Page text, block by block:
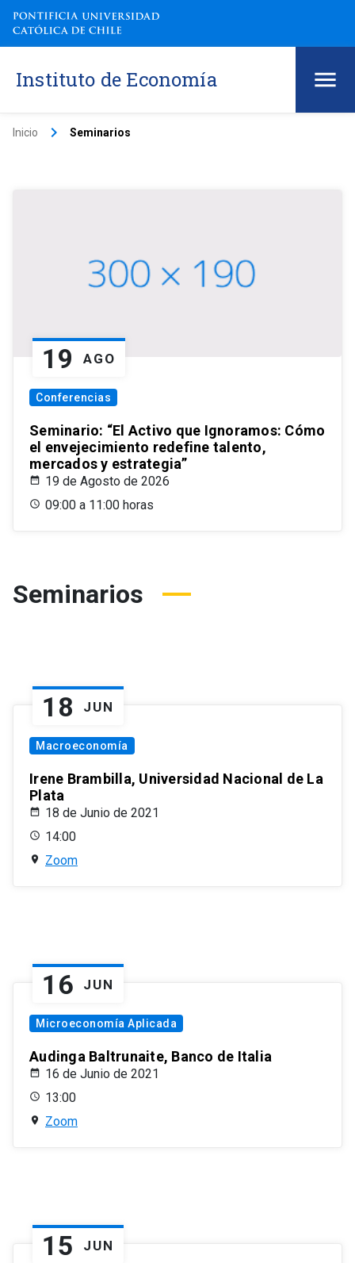
Instituto de Economía
Inicio keyboard_arrow_right Seminarios
19 AGO
Conferencias
Seminario: “El Activo que Ignoramos: Cómo
el envejecimiento redefine talento,
mercados y estrategia”
19 de Agosto de 2026
09:00 a 11:00 horas
Seminarios
18 JUN
Macroeconomía
Irene Brambilla, Universidad Nacional de La
Plata
18 de Junio de 2021
14:00
Zoom
16 JUN
Microeconomía Aplicada
Audinga Baltrunaite, Banco de Italia
16 de Junio de 2021
13:00
Zoom
15 JUN